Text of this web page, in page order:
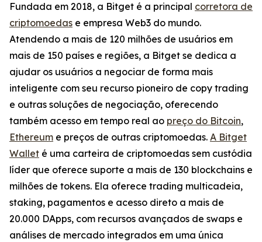
Fundada em 2018, a Bitget é a principal corretora de
criptomoedas e empresa Web3 do mundo.
Atendendo a mais de 120 milhões de usuários em
mais de 150 países e regiões, a Bitget se dedica a
ajudar os usuários a negociar de forma mais
inteligente com seu recurso pioneiro de copy trading
e outras soluções de negociação, oferecendo
também acesso em tempo real ao preço do Bitcoin,
Ethereum e preços de outras criptomoedas. A Bitget
Wallet é uma carteira de criptomoedas sem custódia
líder que oferece suporte a mais de 130 blockchains e
milhões de tokens. Ela oferece trading multicadeia,
staking, pagamentos e acesso direto a mais de
20.000 DApps, com recursos avançados de swaps e
análises de mercado integrados em uma única